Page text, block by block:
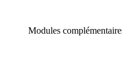
Modules